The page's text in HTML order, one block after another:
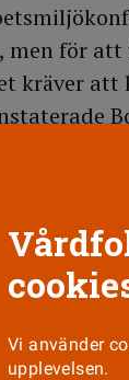
för
kräver
har
Vi använder
upplevelsen.